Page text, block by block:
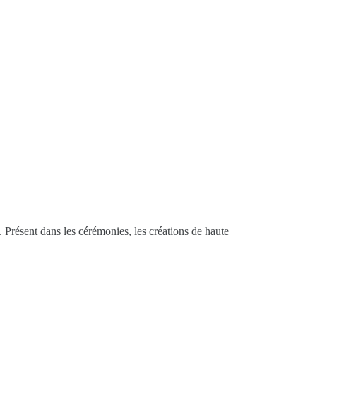
dans les cérémonies, les créations de haute